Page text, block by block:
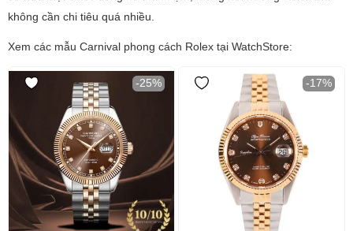
không cần chi tiêu quá nhiều.
Xem các mẫu Carnival phong cách Rolex tại WatchStore:
-25% -17%